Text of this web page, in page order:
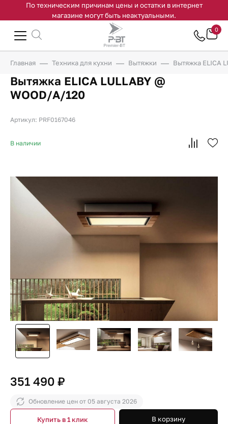
По техническим причинам цены и остатки в интернет
магазине могут быть неактуальными.
0
Главная Техника для кухни Вытяжки Вытяжка ELICA
Вытяжка ELICA LULLABY @
WOOD/A/120
Артикул: PRF0167046
В наличии
351 490 ₽
Обновление цен от 05 августа 2026
В корзину
Купить в 1 клик